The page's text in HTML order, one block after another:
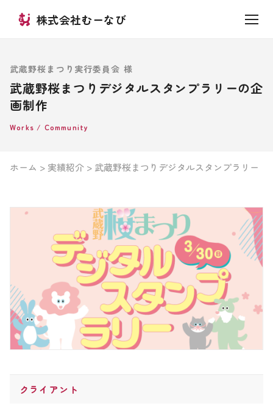
株式会社むーなび
武蔵野桜まつり実行委員会 様
武蔵野桜まつりデジタルスタンプラリーの企
画制作
Works / Community
ホーム > 実績紹介 > 武蔵野桜まつりデジタルスタンプラリー
クライアント